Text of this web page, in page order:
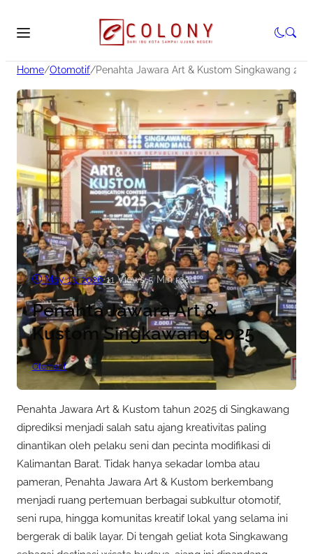
Home/Otomotif/Penahta Jawara Art & Kustom Singkawang
May 13, 2026•11Views•5 Min read
Penahta Jawara Art &
Kustom Singkawang 2025
Otomotif
Penahta Jawara Art & Kustom tahun 2025 di Singkawang
diprediksi menjadi salah satu ajang kreativitas paling
dinantikan oleh pelaku seni dan pecinta modifikasi di
Kalimantan Barat. Tidak hanya sekadar lomba atau
pameran, Penahta Jawara Art & Kustom berkembang
menjadi ruang pertemuan berbagai subkultur otomotif,
seni rupa, hingga komunitas kreatif lokal yang selama ini
bergerak di balik layar. Di tengah geliat kota Singkawang